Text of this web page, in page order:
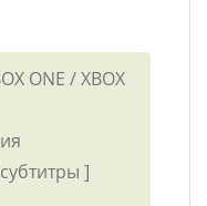
ONE / XBOX
]